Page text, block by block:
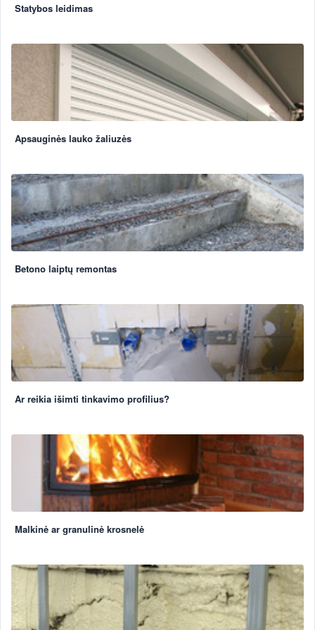
Statybos leidimas
Apsauginės lauko žaliuzės
Betono laiptų remontas
Ar reikia išimti tinkavimo profilius?
Malkinė ar granulinė krosnelė